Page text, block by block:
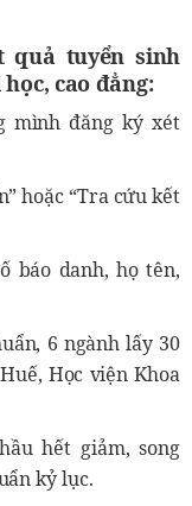
quả tuyển sinh
cao đẳng:
mình đăng ký xét
hoặc “Tra cứu kết
báo danh, họ tên,
6 ngành lấy 30
Học viện Khoa
hết giảm, song
kỷ lục.